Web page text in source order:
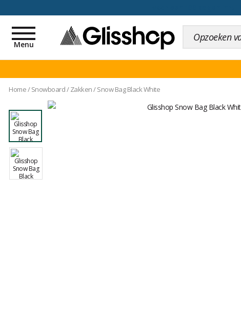
Toggle
navigation
Menu
Home/ Snowboard/Zakken/Snow Bag Black White